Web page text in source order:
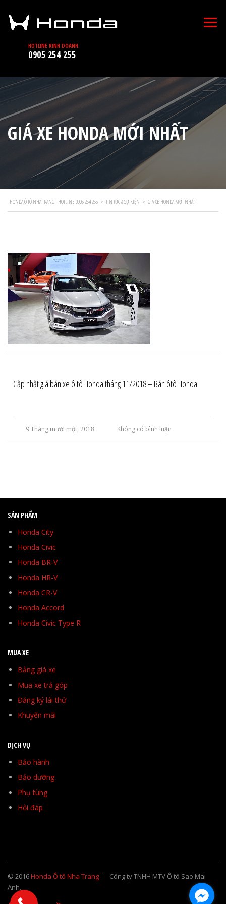
HOTLINE KINH DOANH:
0905 254 255
GIÁ XE HONDA MỚI NHẤT
HONDA Ô TÔ NHA TRANG - HOTLINE 0905 254 255 > TIN TỨC & SỰ KIỆN > GIÁ XE HONDA MỚI NHẤT
Cập nhật giá bán xe ô tô Honda tháng 11/2018 – Bán ôtô Honda
9 Tháng mười một, 2018 Không có bình luận
SẢN PHẨM
Honda City
Honda Civic
Honda BR-V
Honda HR-V
Honda CR-V
Honda Accord
Honda Civic Type R
MUA XE
Bảng giá xe
Mua xe trả góp
Đăng ký lái thử
Khuyến mãi
DỊCH VỤ
Bảo hành
Bảo dưỡng
Phụ tùng
Hỏi đáp
© 2016Honda Ô tô Nha Trang
Công ty TNHH MTV Ô tô Sao Mai
Anh.